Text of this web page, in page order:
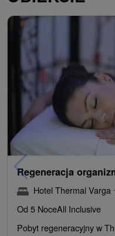
Regeneracja
Hotel Thermal Varga
Od 5 NoceAll Inclusive
Pobyt regeneracyjny w